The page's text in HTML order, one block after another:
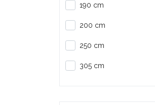
190 cm
200 cm
250 cm
305 cm